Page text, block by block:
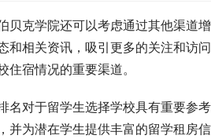
贝克学院还可以考虑通过其他渠道
和相关资讯，吸引更多的关注和访
宿情况的重要渠道。
名对于留学生选择学校具有重要参
并为潜在学生提供丰富的留学租房